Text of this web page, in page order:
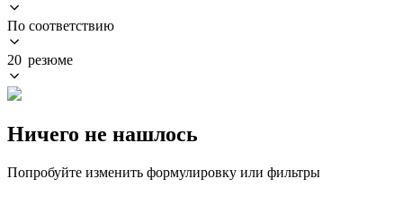
По соответствию
20 резюме
Ничего не нашлось
Попробуйте изменить формулировку или фильтры